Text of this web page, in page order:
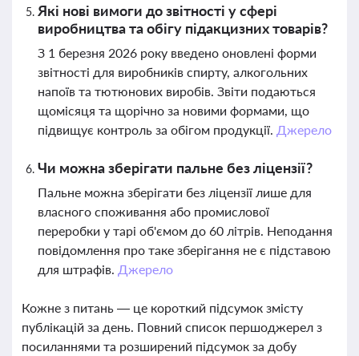
Які нові вимоги до звітності у сфері
виробництва та обігу підакцизних товарів?
З 1 березня 2026 року введено оновлені форми
звітності для виробників спирту, алкогольних
напоїв та тютюнових виробів. Звіти подаються
щомісяця та щорічно за новими формами, що
підвищує контроль за обігом продукції. Джерело
Чи можна зберігати пальне без ліцензії?
Пальне можна зберігати без ліцензії лише для
власного споживання або промислової
переробки у тарі об'ємом до 60 літрів. Неподання
повідомлення про таке зберігання не є підставою
для штрафів. Джерело
Кожне з питань — це короткий підсумок змісту
публікацій за день. Повний список першоджерел з
посиланнями та розширений підсумок за добу